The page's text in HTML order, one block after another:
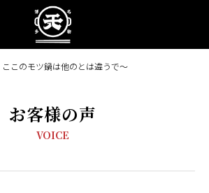
ここのモツ鍋は他のとは違うで～
お客様の声
VOICE